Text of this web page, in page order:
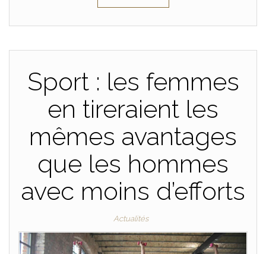
Sport : les femmes
en tireraient les
mêmes avantages
que les hommes
avec moins d’efforts
Actualités